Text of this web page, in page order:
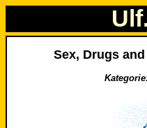
Sex, Drugs